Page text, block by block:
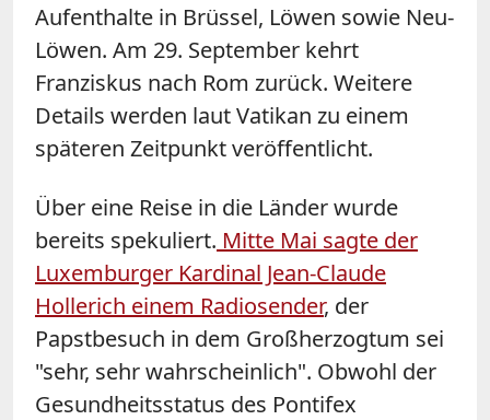
Aufenthalte in Brüssel, Löwen sowie Neu-
Löwen. Am 29. September kehrt
Franziskus nach Rom zurück. Weitere
Details werden laut Vatikan zu einem
späteren Zeitpunkt veröffentlicht.
Über eine Reise in die Länder wurde
bereits spekuliert. Mitte Mai sagte der
Luxemburger Kardinal Jean-Claude
Hollerich einem Radiosender, der
Papstbesuch in dem Großherzogtum sei
"sehr, sehr wahrscheinlich". Obwohl der
Gesundheitsstatus des Pontifex